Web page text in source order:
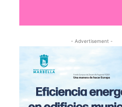
- Advertisement -